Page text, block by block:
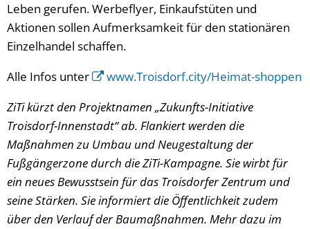
Leben gerufen. Werbeflyer, Einkaufstüten und
Aktionen sollen Aufmerksamkeit für den stationären
Einzelhandel schaffen.
Alle Infos unter
www.Troisdorf.city/Heimat-shoppen
ZiTi kürzt den Projektnamen „Zukunfts-Initiative
Troisdorf-Innenstadt“ ab. Flankiert werden die
Maßnahmen zu Umbau und Neugestaltung der
Fußgängerzone durch die ZiTi-Kampagne. Sie wirbt für
ein neues Bewusstsein für das Troisdorfer Zentrum und
seine Stärken. Sie informiert die Öffentlichkeit zudem
über den Verlauf der Baumaßnahmen. Mehr dazu im